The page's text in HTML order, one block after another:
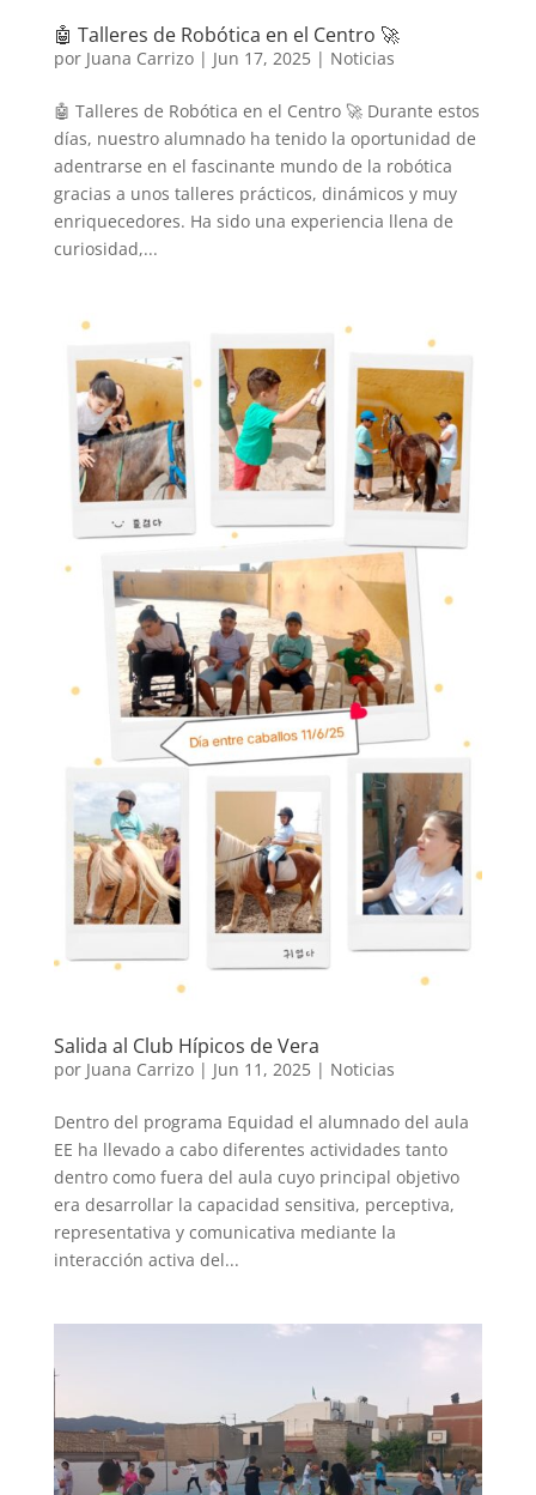
🤖 Talleres de Robótica en el Centro 🚀
por Juana Carrizo| Jun 17, 2025| Noticias
🤖 Talleres de Robótica en el Centro 🚀 Durante estos
días, nuestro alumnado ha tenido la oportunidad de
adentrarse en el fascinante mundo de la robótica
gracias a unos talleres prácticos, dinámicos y muy
enriquecedores. Ha sido una experiencia llena de
curiosidad,...
Salida al Club Hípicos de Vera
por Juana Carrizo| Jun 11, 2025| Noticias
Dentro del programa Equidad el alumnado del aula
EE ha llevado a cabo diferentes actividades tanto
dentro como fuera del aula cuyo principal objetivo
era desarrollar la capacidad sensitiva, perceptiva,
representativa y comunicativa mediante la
interacción activa del...